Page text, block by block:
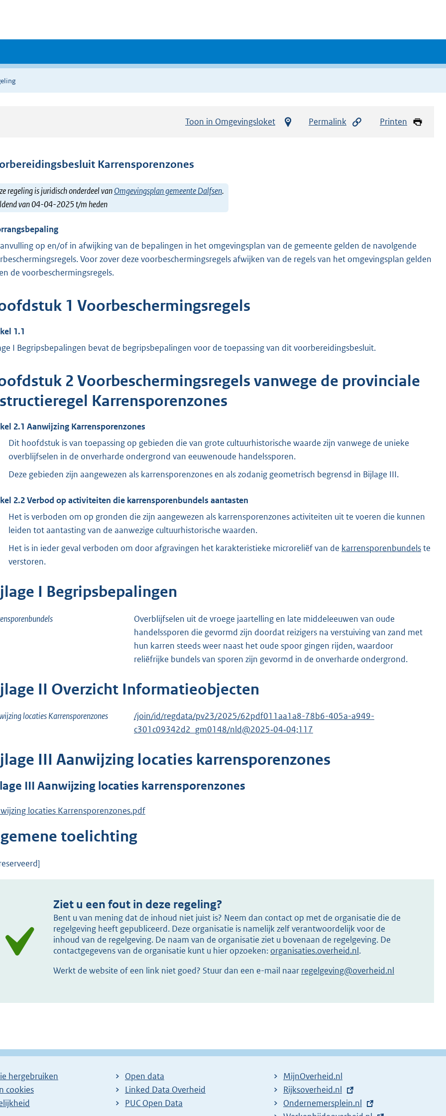
Toon in Omgevingsloket Permalink Printen
Karrensporenzones
regeling is juridisch onderdeel vanOmgevingsplan gemeente Dalfsen.
van 04-04-2025 t/m heden
op en/of in afwijking van de bepalingen in het omgevingsplan van de gemeente gelden de navolgende
Voor zover deze voorbeschermingsregels afwijken van de regels van het omgevingsplan gelden
de voorbeschermingsregels.
1 Voorbeschermingsregels
1.1
I Begripsbepalingen bevat de begripsbepalingen voor de toepassing van dit voorbereidingsbesluit.
2 Voorbeschermingsregels vanwege de provinciale
Karrensporenzones
2.1 Aanwijzing Karrensporenzones
Dit hoofdstuk is van toepassing op gebieden die van grote cultuurhistorische waarde zijn vanwege de unieke
overblijfselen in de onverharde ondergrond van eeuwenoude handelssporen.
Deze gebieden zijn aangewezen als karrensporenzones en als zodanig geometrisch begrensd in Bijlage III.
2.2Verbod op activiteiten die karrensporenbundels aantasten
Het is verboden om op gronden die zijn aangewezen als karrensporenzones activiteiten uit te voeren die kunnen
leiden tot aantasting van de aanwezige cultuurhistorische waarden.
Het is in ieder geval verboden om door afgravingen het karakteristieke microreliëf van de karrensporenbundelste
verstoren.
I Begripsbepalingen
Overblijfselen uit de vroege jaartelling en late middeleeuwen van oude
handelssporen die gevormd zijn doordat reizigers na verstuiving van zand met
hun karren steeds weer naast het oude spoor gingen rijden, waardoor
reliëfrijke bundels van sporen zijn gevormd in de onverharde ondergrond.
II Overzicht Informatieobjecten
locaties Karrensporenzones
/join/id/regdata/pv23/2025/62pdf011aa1a8-78b6-405a-a949-
c301c09342d2_gm0148/nld@2025‑04‑04;117
III Aanwijzing locaties karrensporenzones
III Aanwijzing locaties karrensporenzones
locaties Karrensporenzones.pdf
toelichting
Ziet u een fout in deze regeling?
Bent u van mening dat de inhoud niet juist is? Neem dan contact op met de organisatie die de
regelgeving heeft gepubliceerd. Deze organisatie is namelijk zelf verantwoordelijk voor de
inhoud van de regelgeving. De naam van de organisatie ziet u bovenaan de regelgeving. De
contactgegevens van de organisatie kunt u hier opzoeken: organisaties.overheid.nl.
Werkt de website of een link niet goed? Stuur dan een e-mail naar regelgeving@overheid.nl
hergebruiken
cookies
Open data
Linked Data Overheid
PUC Open Data
MijnOverheid.nl
E
x
Rijksoverheid.nl
E
Ondernemersplein.nl